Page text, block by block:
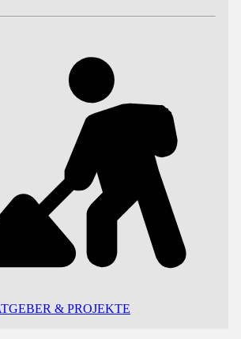
& PROJEKTE